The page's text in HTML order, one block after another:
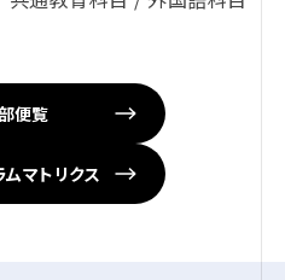
便覧
ムマトリクス